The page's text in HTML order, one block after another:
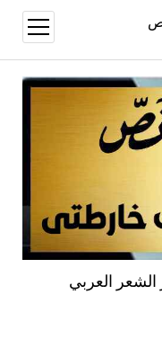
open
menu
العربي